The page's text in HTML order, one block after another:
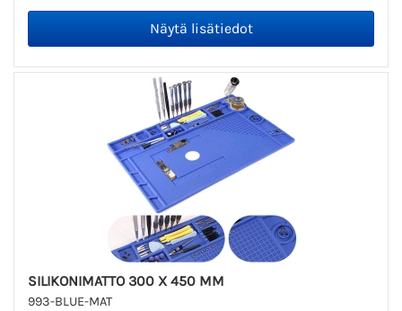
SILIKONIMATTO 300 X 450 MM
993-BLUE-MAT